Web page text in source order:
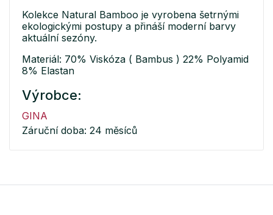
Kolekce Natural Bamboo je vyrobena šetrnými
ekologickými postupy a přináší moderní barvy
aktuální sezóny.
Materiál: 70% Viskóza ( Bambus ) 22% Polyamid
8% Elastan
Výrobce:
GINA
Záruční doba: 24 měsíců